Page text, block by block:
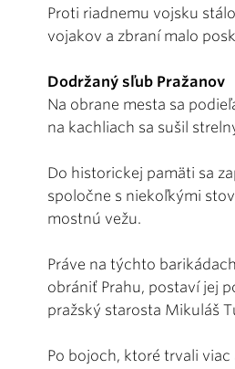
Proti riadnemu vojsku
vojakov a zbraní malo
Dodržaný sľub Pražanov
Na obrane mesta sa
na kachliach sa sušil
Do historickej pamäti sa
spoločne s niekoľkými
mostnú vežu.
Práve na týchto
obrániť Prahu, postaví jej
pražský starosta Mikuláš
Po bojoch, ktoré trvali